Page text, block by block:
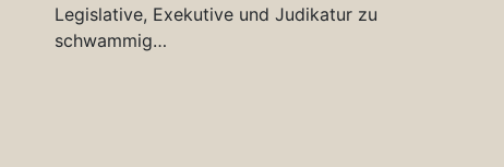
Legislative, Exekutive und Judikatur zu
schwammig…